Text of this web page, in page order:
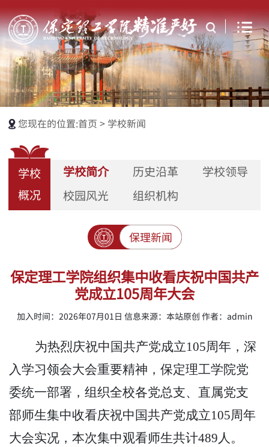
您现在的位置:首页 > 学校新闻
学校
概况
学校简介 历史沿革 学校领导
校园风光 组织机构
保理新闻
保定理工学院组织集中收看庆祝中国共产
党成立105周年大会
加入时间：2026年07月01日 信息来源：本站原创 作者：admin
为热烈庆祝中国共产党成立105周年，深
入学习领会大会重要精神，保定理工学院党
委统一部署，组织全校各党总支、直属党支
部师生集中收看庆祝中国共产党成立105周年
大会实况，本次集中观看师生共计489人。